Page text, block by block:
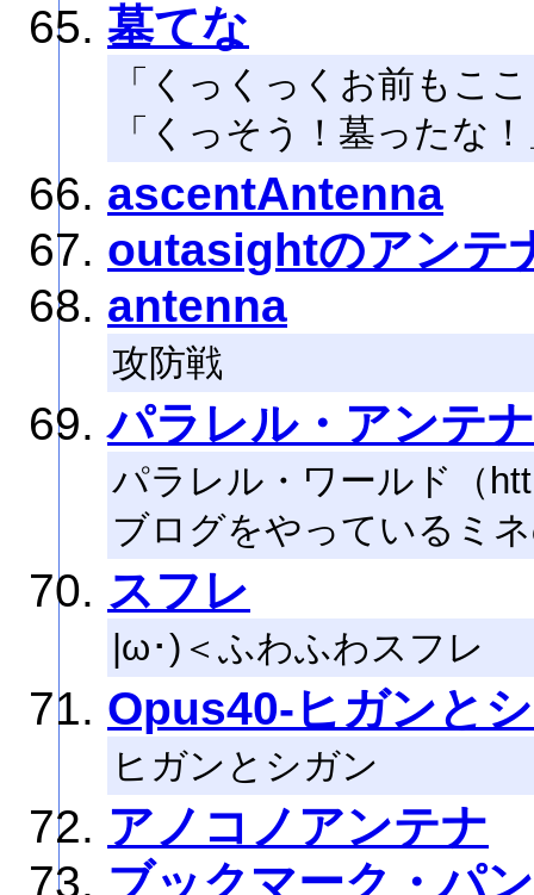
墓てな
「くっくっくお前もこ
「くっそう！墓ったな
ascentAntenna
outasightのアンテ
antenna
攻防戦
パラレル・アンテナ
パラレル・ワールド（
ブログをやっているミ
スフレ
|ω･)＜ふわふわスフレ
Opus40-ヒガンと
ヒガンとシガン
アノコノアンテナ
ブックマーク・パ